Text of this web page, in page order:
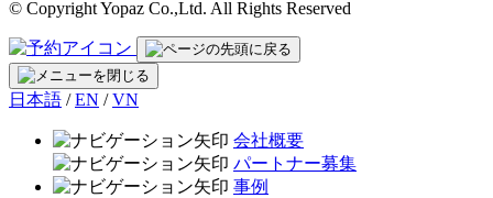
© Copyright Yopaz Co.,Ltd. All Rights Reserved
日本語 / EN / VN
会社概要
パートナー募集
事例